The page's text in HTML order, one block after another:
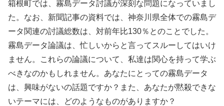
箱根町では、霧島データ討議が深刻な問題になっていまし
た。なお、新聞記事の資料では、神奈川県全体での霧島デ
ータ関連の討議総数は、対前年比130％とのことでした。
霧島データ論議は、忙しいからと言ってスルーしてはいけ
ません。これらの論議について、私達は関心を持って学ぶ
べきなのかもしれません。あなたにとっての霧島データ
は、興味がないの話題ですか？また、あなたが黙殺できな
いテーマには、どのようなものがありますか？